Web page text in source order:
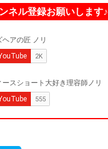
ネル登録お願いします♪